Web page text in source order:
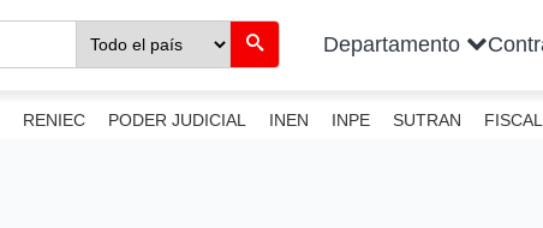
Departamento
RENIEC PODER JUDICIAL INEN INPE SUTRAN